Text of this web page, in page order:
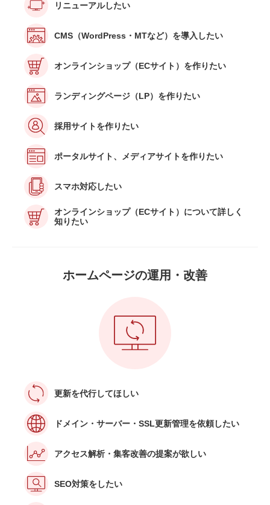
リニューアルしたい
CMS（WordPress・MTなど）を導入したい
オンラインショップ（ECサイト）を作りたい
ランディングページ（LP）を作りたい
採用サイトを作りたい
ポータルサイト、メディアサイトを作りたい
スマホ対応したい
オンラインショップ（ECサイト）について詳しく
知りたい
ホームページの運用・改善
更新を代行してほしい
ドメイン・サーバー・SSL更新管理を依頼したい
アクセス解析・集客改善の提案が欲しい
SEO対策をしたい